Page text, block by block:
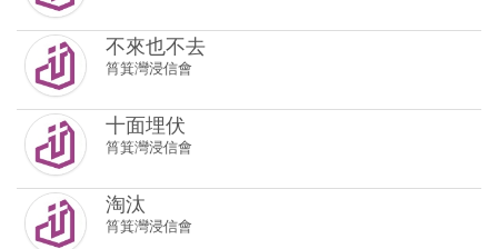
不來也不去
筲箕灣浸信會
十面埋伏
筲箕灣浸信會
淘汰
筲箕灣浸信會